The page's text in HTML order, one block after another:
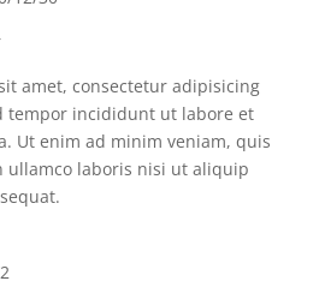
amet, consectetur adipisicing
tempor incididunt ut labore et
Ut enim ad minim veniam, quis
ullamco laboris nisi ut aliquip